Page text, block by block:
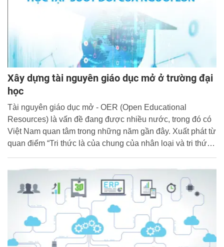
Xây dựng tài nguyên giáo dục mở ở trường đại
học
Tài nguyên giáo dục mở - OER (Open Educational
Resources) là vấn đề đang được nhiều nước, trong đó có
Việt Nam quan tâm trong những năm gần đây. Xuất phát từ
quan điểm “Tri thức là của chung của nhân loại và tri thức